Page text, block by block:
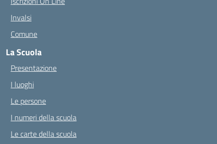
Invalsi
Comune
La Scuola
Presentazione
I luoghi
Le persone
I numeri della scuola
Le carte della scuola